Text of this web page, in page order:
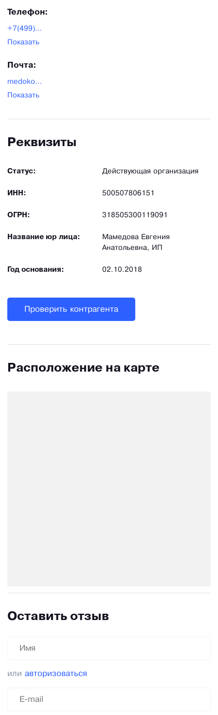
Телефон:
+7(499)394-34-70
Показать
Почта:
medokor@yandex.ru
Показать
Реквизиты
Статус: Действующая организация
ИНН: 500507806151
ОГРН: 318505300119091
Название юр лица:
Мамедова Евгения
Анатольевна, ИП
Год основания: 02.10.2018
Проверить контрагента
Расположение на карте
Оставить отзыв
или авторизоваться